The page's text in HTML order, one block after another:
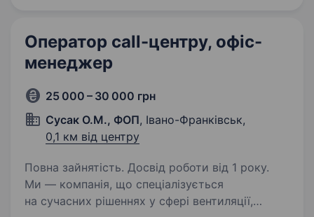
Оператор call-центру, офіс-
менеджер
25 000 – 30 000 грн
Сусак О.М., ФОП, Івано-Франківськ,
0,1 км від центру
Повна зайнятість. Досвід роботи від 1 року.
Ми — компанія, що спеціалізується
на сучасних рішеннях у сфері вентиляції,